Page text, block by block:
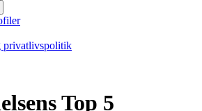
privatlivspolitik
Top 5